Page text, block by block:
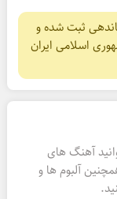
ثبت شده و
اسلامی ایران
آهنگ های
آلبوم ها و